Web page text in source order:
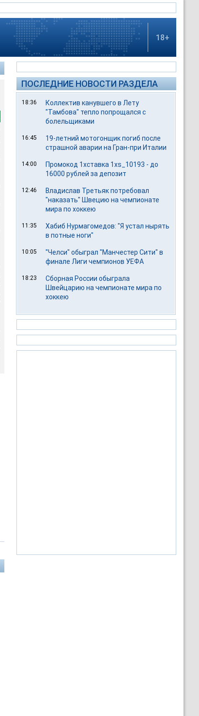
18+
ПОСЛЕДНИЕ НОВОСТИ РАЗДЕЛА
18:36
Коллектив канувшего в Лету
"Тамбова" тепло попрощался с
болельщиками
16:45
19-летний мотогонщик погиб после
страшной аварии на Гран-при Италии
14:00
Промокод 1хставка 1xs_10193 - до
16000 рублей за депозит
12:46
Владислав Третьяк потребовал
"наказать" Швецию на чемпионате
мира по хоккею
11:35
Хабиб Нурмагомедов: "Я устал нырять
в потные ноги"
10:05
"Челси" обыграл "Манчестер Сити" в
финале Лиги чемпионов УЕФА
18:23
Сборная России обыграла
Швейцарию на чемпионате мира по
хоккею